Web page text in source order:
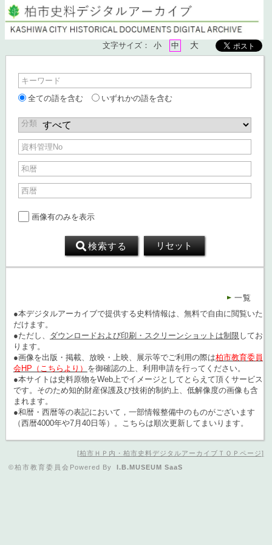
文字サイズ： 小 中 大
キーワード
全ての語を含む
いずれかの語を含む
分類
資料管理No
和暦
西暦
画像有のみを表示
検索する リセット
一覧
●本デジタルアーカイブで提供する史料情報は、無料で自由に閲覧いた
だけます。
●ただし、 ダウンロードおよび印刷・スクリーンショットは制限 してお
ります。
●画像を出版・掲載、放映・上映、展示等でご利用の際は柏市教育委員
会HP（こちらより） を御確認の上、利用申請を行ってください。
●本サイトは史料原物をWeb上でイメージとしてとらえて頂くサービス
です。そのため知的財産保護及び技術的制約上、低解像度の画像も含
まれます。
●和暦・西暦等の表記において，一部情報整備中のものがございます
（西暦4000年や7月40日等）。こちらは順次更新してまいります。
柏市ＨＰ内・柏市史料デジタルアーカイブＴＯＰページ
©柏市教育委員会 Powered By I.B.MUSEUM SaaS